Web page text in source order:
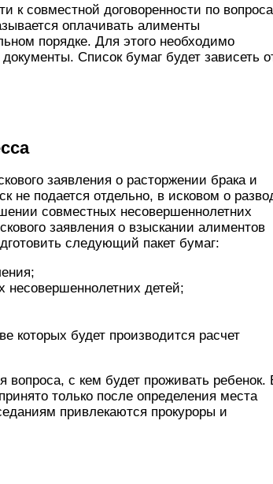
к совместной договоренности по
оплачивать алименты
порядке. Для этого необходимо
Список бумаг будет зависеть
заявления о расторжении брака и
не подается отдельно, в исковом о
совместных несовершеннолетних
заявления о взыскании алиментов
следующий пакет бумаг:
несовершеннолетних детей;
которых будет производится расчет
вопроса, с кем будет проживать ребенок.
только после определения места
привлекаются прокуроры и